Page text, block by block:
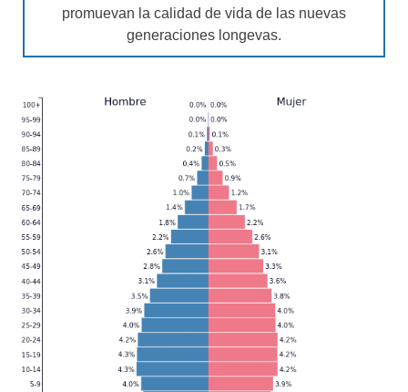
promuevan la calidad de vida de las nuevas
generaciones longevas.